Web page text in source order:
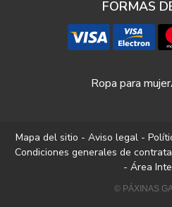
FORMAS
Ropa para mujer
Mapa del sitio - Aviso legal-
Condiciones generales de
- Área
© PÁXINAS